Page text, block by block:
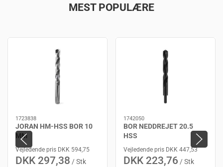
MEST POPULÆRE
1723838
JORAN HM-HSS BOR 10
MM
Vejledende pris DKK 594,75
DKK 297,38 / Stk
1742050
BOR NEDDREJET 20.5
HSS
Vejledende pris DKK 447,53
DKK 223,76 / Stk